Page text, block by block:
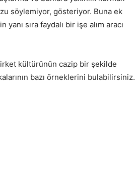
söylemiyor, gösteriyor. Buna ek
sıra faydalı bir işe alım aracı
kültürünün cazip bir şekilde
bazı örneklerini bulabilirsiniz.